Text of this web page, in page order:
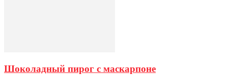
Шоколадный пирог с маскарпоне